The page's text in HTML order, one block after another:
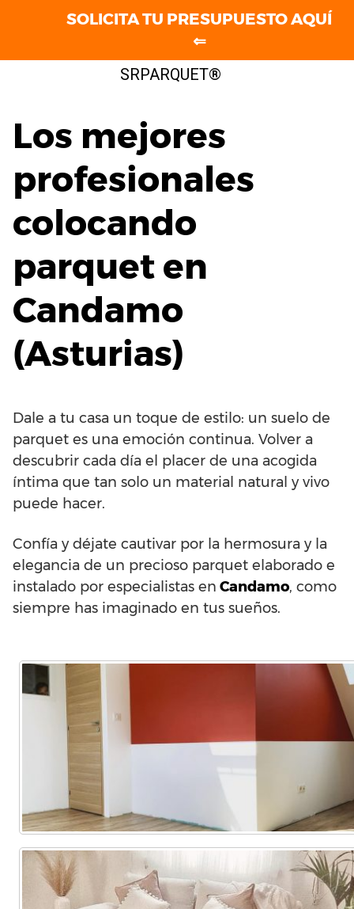
SRPARQUET®
Los mejores
profesionales
colocando
parquet en
Candamo
(Asturias)
Dale a tu casa un toque de estilo: un suelo de
parquet es una emoción continua. Volver a
descubrir cada día el placer de una acogida
íntima que tan solo un material natural y vivo
puede hacer.
Confía y déjate cautivar por la hermosura y la
elegancia de un precioso parquet elaborado e
instalado por especialistas en Candamo, como
siempre has imaginado en tus sueños.
SOLICITA TU PRESUPUESTO AQUÍ
⇐